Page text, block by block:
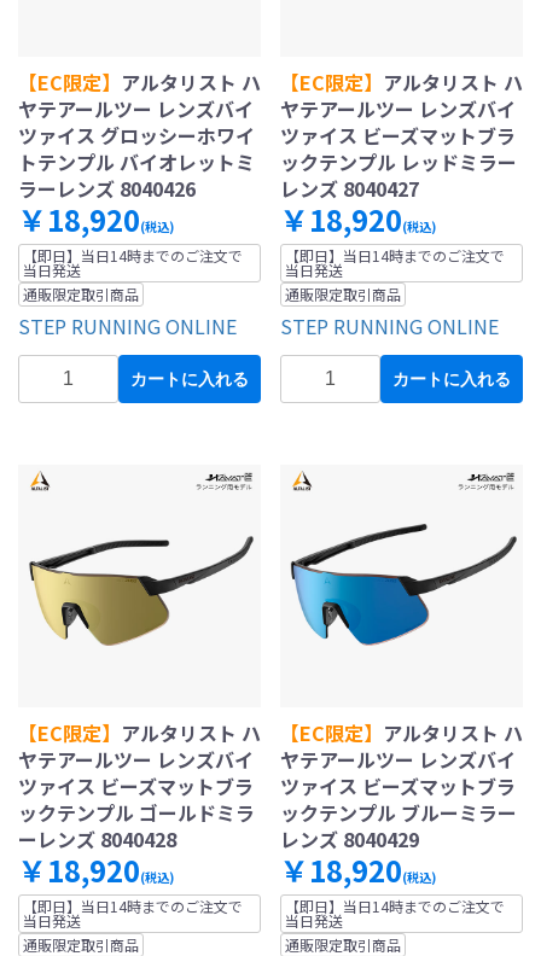
【EC限定】 アルタリスト ハ
ヤテアールツー レンズバイ
ツァイス グロッシーホワイ
トテンプル バイオレットミ
ラーレンズ 8040426
￥18,920(税込)
【即日】当日14時までのご注文で
当日発送
通販限定取引商品
STEP RUNNING ONLINE
カートに入れる
【EC限定】 アルタリスト ハ
ヤテアールツー レンズバイ
ツァイス ビーズマットブラ
ックテンプル レッドミラー
レンズ 8040427
￥18,920(税込)
【即日】当日14時までのご注文で
当日発送
通販限定取引商品
STEP RUNNING ONLINE
カートに入れる
【EC限定】 アルタリスト ハ
ヤテアールツー レンズバイ
ツァイス ビーズマットブラ
ックテンプル ゴールドミラ
ーレンズ 8040428
￥18,920(税込)
【即日】当日14時までのご注文で
当日発送
通販限定取引商品
【EC限定】 アルタリスト ハ
ヤテアールツー レンズバイ
ツァイス ビーズマットブラ
ックテンプル ブルーミラー
レンズ 8040429
￥18,920(税込)
【即日】当日14時までのご注文で
当日発送
通販限定取引商品